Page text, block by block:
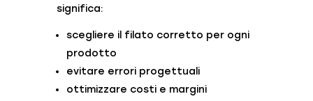
significa:
scegliere il filato corretto per ogni
prodotto
evitare errori progettuali
ottimizzare costi e margini